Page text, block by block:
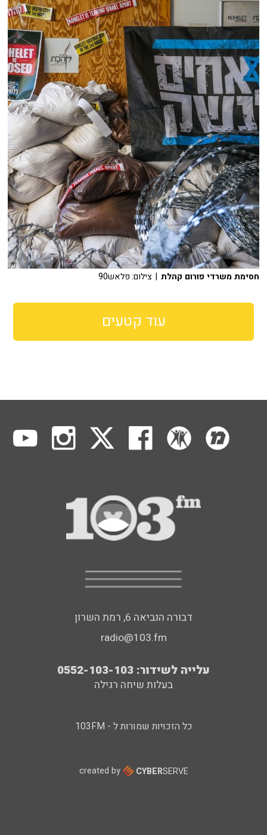
חסימת משרדי פורום קהלת | צילום: פלאש90
עוד קטעים
דבורה הנביאה 6, רמת השרון
radio@103.fm
עלייה לשידור: 0552-103-103
בעלות שיחה רגילה
כל הזכויות שמורות ל - 103FM
created by CYBERSERVE